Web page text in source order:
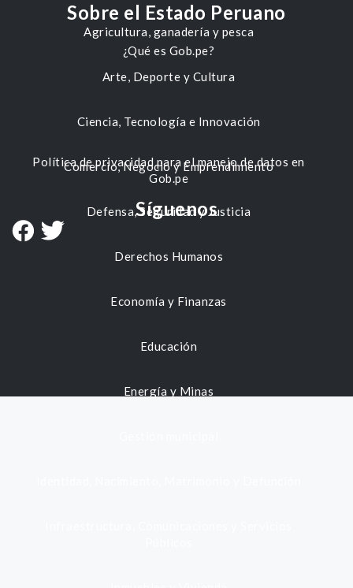
Agricultura, ganadería y pesca
Arte, Deporte y Cultura
Ciencia, Tecnología e Innovación
Comercio, Negocio y Emprendimiento
Defensa, Seguridad y Justicia
Derechos Humanos
Economía y Finanzas
Educación
Energía y Minas
Sobre el Estado Peruano
¿Qué es Gob.pe?
Política de privacidad para el manejo de datos en
Gob.pe
Síguenos